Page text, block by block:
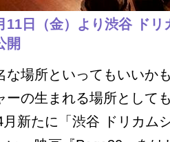
11日（金）より渋谷 ド
開
な場所といってもいいか
ーの生まれる場所として
新たに「渋谷 ドリカム